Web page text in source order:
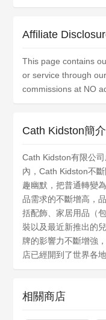
Affiliate
This page contains
or service through
commissions at NO
Cath Kidston簡介
Cath Kidston有限公
內，Cath Kidston不
趣幽默，把普通轉變
品需求的不斷增高，
括配飾、家居用品（
裝以及最近新推出的
牌的影響力不斷增強
店已經開到了世界各地
相關商店